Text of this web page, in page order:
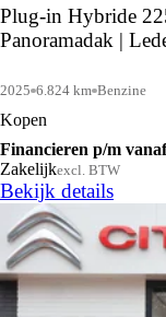
Plug-in Hybride
Panoramadak |
2025 6.824 km Benzine
Kopen
Financieren p/m vanaf
Zakelijkexcl. BTW
Bekijk details